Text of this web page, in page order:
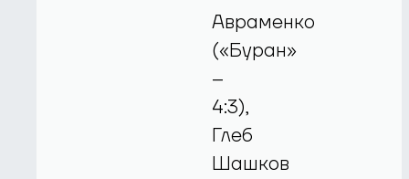
Авраменко
(«Буран»
–
4:3),
Глеб
Шашков